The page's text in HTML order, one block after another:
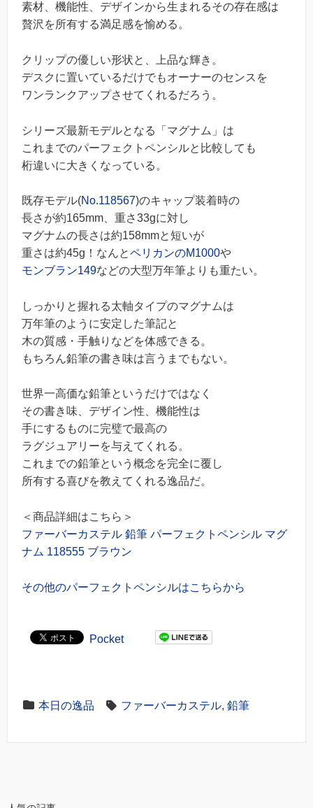
素材、機能性、デザインから生まれるその存在感は
贅沢を所有する満足感を愉める。
クリップの優しい形状と、上品な輝き。
デスクに置いているだけでもオーナーのセンスを
ワンランクアップさせてくれるだろう。
シリーズ最新モデルとなる「マグナム」は
これまでのパーフェクトペンシルと比較しても
桁違いに大きくなっている。
既存モデル(No.118567)のキャップ装着時の
長さが約165mm、重さ33gに対し
マグナムの長さは約158mmと短いが
重さは約45g！なんとペリカンのM1000や
モンブラン149などの大型万年筆よりも重たい。
しっかりと握れる太軸タイプのマグナムは
万年筆のように安定した筆記と
木の質感・手触りなどを体感できる。
もちろん鉛筆の書き味は言うまでもない。
世界一高価な鉛筆というだけではなく
その書き味、デザイン性、機能性は
手にするものに完璧で最高の
ラグジュアリーを与えてくれる。
これまでの鉛筆という概念を完全に覆し
所有する喜びを教えてくれる逸品だ。
＜商品詳細はこちら＞
ファーバーカステル 鉛筆 パーフェクトペンシル マグ
ナム 118555 ブラウン
その他のパーフェクトペンシルはこちらから
Pocket
本日の逸品 ファーバーカステル, 鉛筆